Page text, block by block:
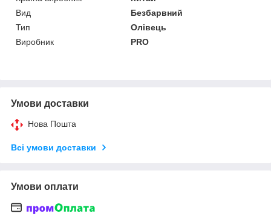
Вид
Безбарвний
Тип
Олівець
Виробник
PRO
Умови доставки
Нова Пошта
Всі умови доставки
Умови оплати